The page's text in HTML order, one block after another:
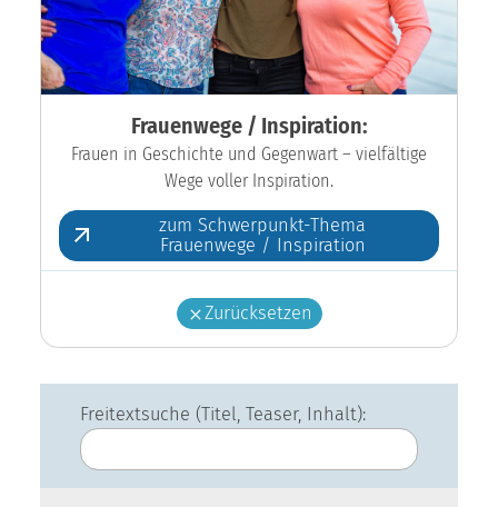
Frauenwege / Inspiration:
Frauen in Geschichte und Gegenwart – vielfältige
Wege voller Inspiration.
zum Schwerpunkt-Thema
Frauenwege / Inspiration
Zurücksetzen
Freitextsuche (Titel, Teaser, Inhalt):